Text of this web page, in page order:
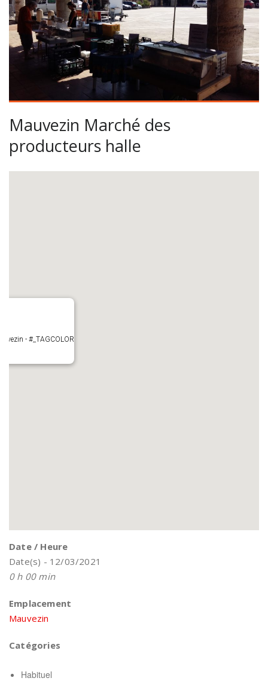
Mauvezin Marché des
producteurs halle
- #_TAGCOLOR
Date / Heure
Date(s) - 12/03/2021
0 h 00 min
Emplacement
Mauvezin
Catégories
Habituel